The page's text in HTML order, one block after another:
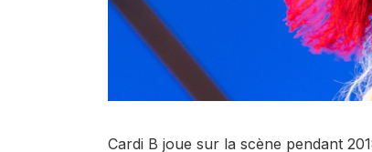
Cardi B joue sur la scène pendant